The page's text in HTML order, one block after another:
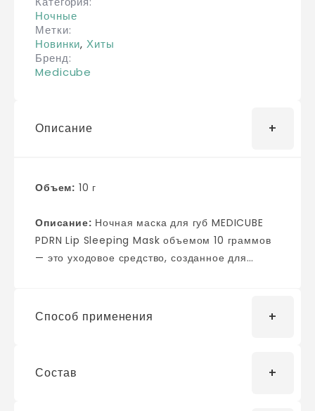
Ночные
Метки
Новинки,Хиты
Бренд
Medicube
Описание
Объем: 10 г
Описание:
PDRN Lip Sleeping Mask объемом 10 граммов
— это уходовое средство, созданное для
питает и увлажняет кожу, предотвращая
В составе продукта активные компоненты,
Способ применения
Наносите небольшое количество маски на
Состав